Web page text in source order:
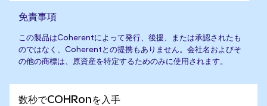
免責事項
この製品はCoherentによって発行、後援、または承認されたも
のではなく、Coherentとの提携もありません。会社名およびそ
の他の商標は、原資産を特定するためのみに使用されます。
数秒でCOHRonを入手